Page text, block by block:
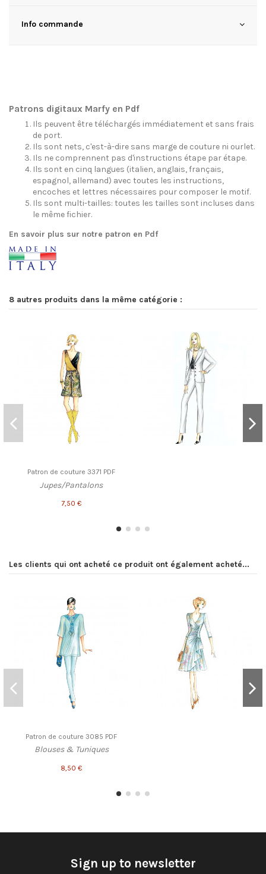
Info commande
Patrons digitaux Marfy en Pdf
Ils peuvent être téléchargés immédiatement et sans frais
de port.
Ils sont nets, c'est-à-dire sans marge de couture ni ourlet.
Ils ne comprennent pas d'instructions étape par étape.
Ils sont en cinq langues (italien, anglais, français,
espagnol, allemand) avec toutes les instructions,
encoches et lettres nécessaires pour composer le motif.
Ils sont multi-tailles: toutes les tailles sont incluses dans
le même fichier.
En savoir plus sur notre patron en Pdf
8 autres produits dans la même catégorie :
Patron de couture 3371 PDF
Jupes/Pantalons
7,50 €
Les clients qui ont acheté ce produit ont également acheté...
Patron de couture 3085 PDF
Blouses & Tuniques
8,50 €
Sign up to newsletter